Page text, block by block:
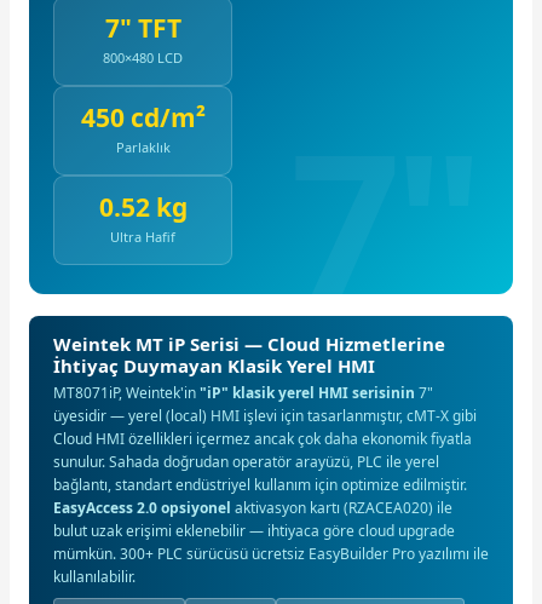
7" TFT
800×480 LCD
450 cd/m²
Parlaklık
0.52 kg
Ultra Hafif
Weintek MT iP Serisi — Cloud Hizmetlerine
İhtiyaç Duymayan Klasik Yerel HMI
MT8071iP, Weintek'in"iP" klasik yerel HMI serisinin 7"
üyesidir — yerel (local) HMI işlevi için tasarlanmıştır, cMT-X gibi
Cloud HMI özellikleri içermez ancak çok daha ekonomik fiyatla
sunulur. Sahada doğrudan operatör arayüzü, PLC ile yerel
bağlantı, standart endüstriyel kullanım için optimize edilmiştir.
EasyAccess 2.0 opsiyonel aktivasyon kartı (RZACEA020) ile
bulut uzak erişimi eklenebilir — ihtiyaca göre cloud upgrade
mümkün. 300+ PLC sürücüsü ücretsiz EasyBuilder Pro yazılımı ile
kullanılabilir.